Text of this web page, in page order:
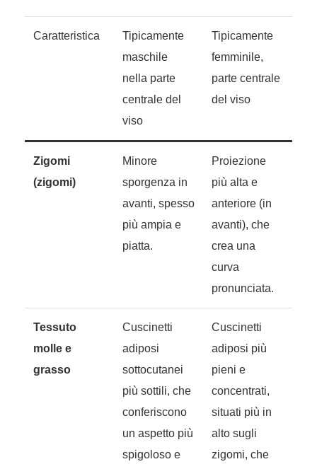
Caratteristica
Tipicamente
maschile
nella parte
centrale del
viso
Tipicamente
femminile,
parte centrale
del viso
Zigomi
(zigomi)
Minore
sporgenza in
avanti, spesso
più ampia e
piatta.
Proiezione
più alta e
anteriore (in
avanti), che
crea una
curva
pronunciata.
Tessuto
molle e
grasso
Cuscinetti
adiposi
sottocutanei
più sottili, che
conferiscono
un aspetto più
spigoloso e
Cuscinetti
adiposi più
pieni e
concentrati,
situati più in
alto sugli
zigomi, che